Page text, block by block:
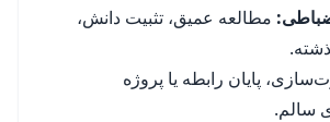
مطالعه عمیق، تثبیت دانش،
پایان رابطه یا پروژه
سالم.